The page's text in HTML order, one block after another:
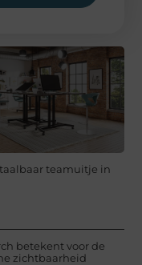
teamuitje in
betekent voor de
zichtbaarheid